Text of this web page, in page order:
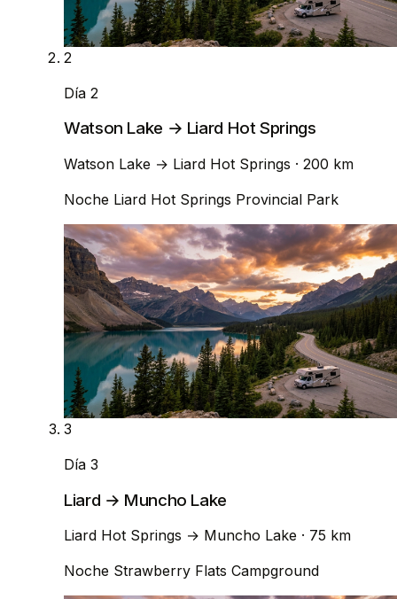
2
Día 2
Watson Lake → Liard Hot Springs
Watson Lake → Liard Hot Springs · 200 km
Noche Liard Hot Springs Provincial Park
3
Día 3
Liard → Muncho Lake
Liard Hot Springs → Muncho Lake · 75 km
Noche Strawberry Flats Campground